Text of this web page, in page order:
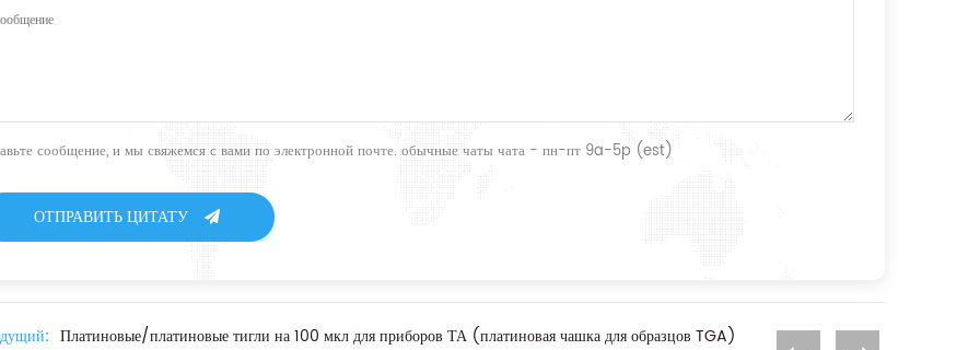
сообщение, и мы свяжемся с вами по электронной почте. обычные чаты чата - пн-пт 9a-5p (est)
ОТПРАВИТЬ ЦИТАТУ
Платиновые/платиновые тигли на 100 мкл для приборов ТА (платиновая чашка для образцов TGA)